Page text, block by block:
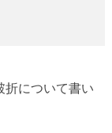
折について書い